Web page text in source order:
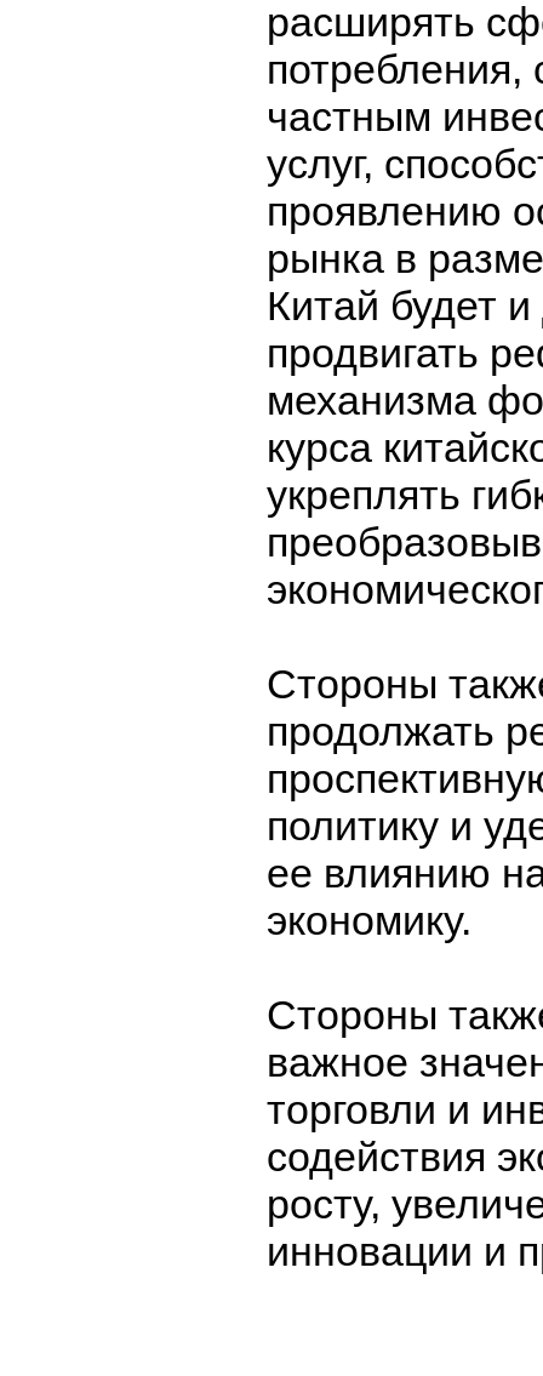
расширять
потребления,
частным
услуг,
проявлению
рынка в
Китай будет
продвигать
механизма
курса
укреплять
Стороны
продолжать
политику и
ее влиянию
экономику.
Стороны
важное
торговли и
содействия
росту,
инновации и